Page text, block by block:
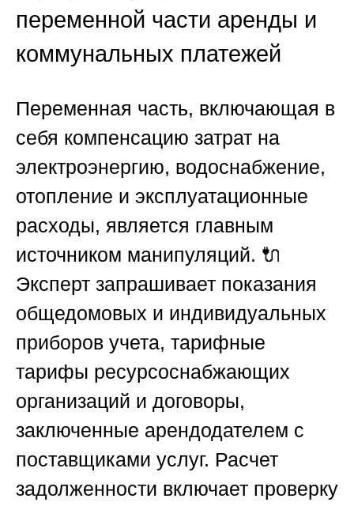
переменной части аренды и
коммунальных платежей
Переменная часть, включающая в
себя компенсацию затрат на
электроэнергию, водоснабжение,
отопление и эксплуатационные
расходы, является главным
источником манипуляций. 🔌
Эксперт запрашивает показания
общедомовых и индивидуальных
приборов учета, тарифные
тарифы ресурсоснабжающих
организаций и договоры,
заключенные арендодателем с
поставщиками услуг. Расчет
задолженности включает проверку